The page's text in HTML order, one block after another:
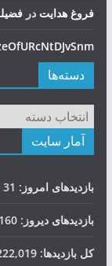
فروغ هدایت در
دسته‌ها
دسته‌ها
آمار سایت
بازدیدهای امروز: 31
بازدیدهای دیروز: 160
کل بازدیدها: